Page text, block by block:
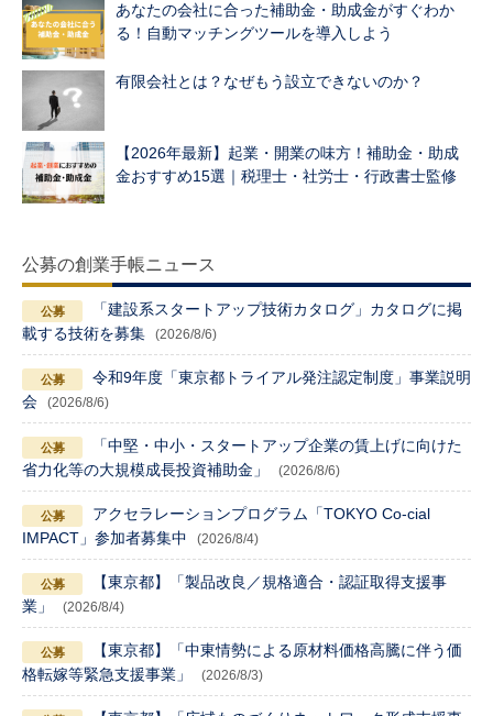
あなたの会社に合った補助金・助成金がすぐわか
る！自動マッチングツールを導入しよう
有限会社とは？なぜもう設立できないのか？
【2026年最新】起業・開業の味方！補助金・助成
金おすすめ15選｜税理士・社労士・行政書士監修
公募の創業手帳ニュース
「建設系スタートアップ技術カタログ」カタログに掲
載する技術を募集
(2026/8/6)
令和9年度「東京都トライアル発注認定制度」事業説明
会
(2026/8/6)
「中堅・中小・スタートアップ企業の賃上げに向けた
省力化等の大規模成長投資補助金」
(2026/8/6)
アクセラレーションプログラム「TOKYO Co-cial
IMPACT」参加者募集中
(2026/8/4)
【東京都】「製品改良／規格適合・認証取得支援事
業」
(2026/8/4)
【東京都】「中東情勢による原材料価格高騰に伴う価
格転嫁等緊急支援事業」
(2026/8/3)